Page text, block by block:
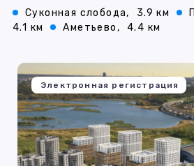
Суконная слобода, 3.9 км
4.1 км
Аметьево, 4.4 км
Электронная регистрация